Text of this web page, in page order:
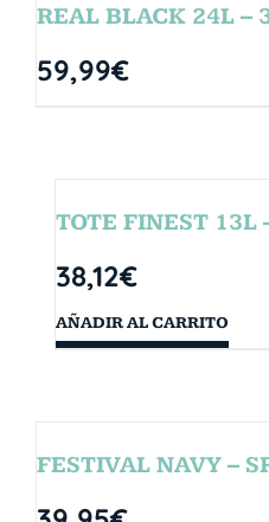
REAL BLACK 24L –
59,99€
TOTE FINEST
38,12€
AÑADIR AL CARRITO
FESTIVAL NAVY –